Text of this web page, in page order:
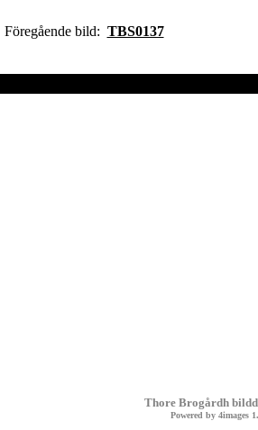
Föregående bild: TBS0137
Thore Brogårdh
Powered by 4images